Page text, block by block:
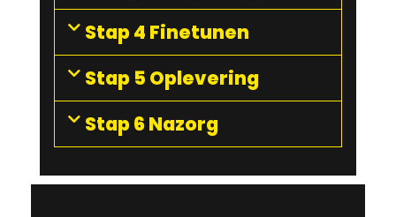
Stap 4 Finetunen
Stap 5 Oplevering
Stap 6 Nazorg